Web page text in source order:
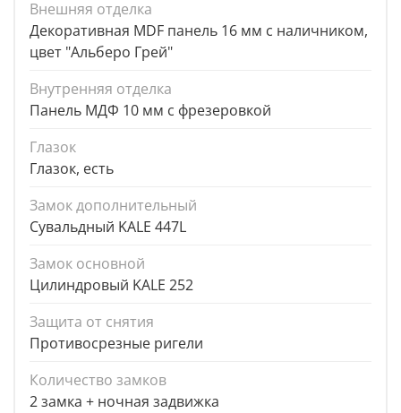
Внешняя отделка
Декоративная MDF панель 16 мм с наличником,
цвет "Альберо Грей"
Внутренняя отделка
Панель МДФ 10 мм с фрезеровкой
Глазок
Глазок, есть
Замок дополнительный
Сувальдный KALE 447L
Замок основной
Цилиндровый KALE 252
Защита от снятия
Противосрезные ригели
Количество замков
2 замка + ночная задвижка